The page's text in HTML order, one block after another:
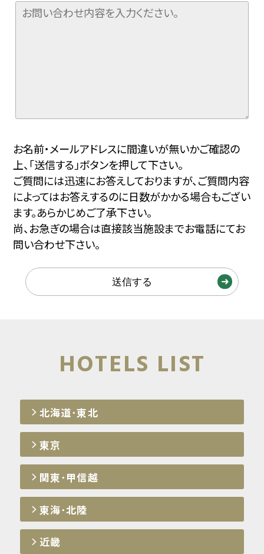
お名前・メールアドレスに間違いが無いかご確認の
上、「送信する」ボタンを押して下さい。
ご質問には迅速にお答えしておりますが、ご質問内容
によってはお答えするのに日数がかかる場合もござい
ます。あらかじめご了承下さい。
尚、お急ぎの場合は直接該当施設までお電話にてお
問い合わせ下さい。
送信する
HOTELS LIST
北海道･東北
東京
関東･甲信越
東海･北陸
近畿